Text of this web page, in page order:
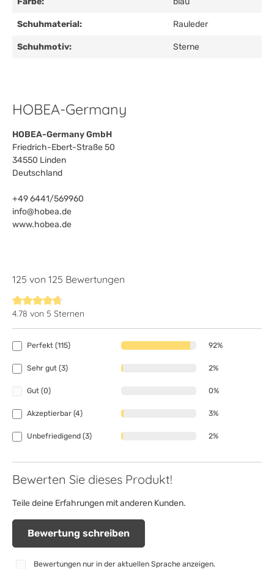
Schuhmaterial: Rauleder
Schuhmotiv: Sterne
HOBEA-Germany
HOBEA-Germany GmbH
Friedrich-Ebert-Straße 50
34550 Linden
Deutschland
+49 6441/569960
info@hobea.de
www.hobea.de
125 von 125 Bewertungen
Durchschnittliche Bewertung von 4.7 von 5 Sternen
4.78 von 5 Sternen
Perfekt (115) 92%
Sehr gut (3) 2%
Gut (0) 0%
Akzeptierbar (4) 3%
Unbefriedigend (3) 2%
Bewerten Sie dieses Produkt!
Teile deine Erfahrungen mit anderen Kunden.
Bewertung schreiben
Bewertungen nur in der aktuellen Sprache anzeigen.